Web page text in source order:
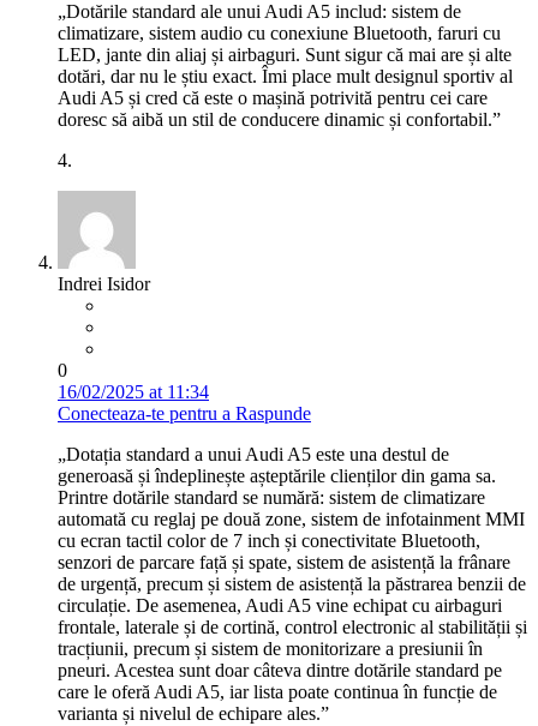
„Dotările standard ale unui Audi A5 includ: sistem de
climatizare, sistem audio cu conexiune Bluetooth, faruri cu
LED, jante din aliaj și airbaguri. Sunt sigur că mai are și alte
dotări, dar nu le știu exact. Îmi place mult designul sportiv al
Audi A5 și cred că este o mașină potrivită pentru cei care
doresc să aibă un stil de conducere dinamic și confortabil.”
4.
Indrei Isidor
0
16/02/2025 at 11:34
Conecteaza-te pentru a Raspunde
„Dotația standard a unui Audi A5 este una destul de
generoasă și îndeplinește așteptările clienților din gama sa.
Printre dotările standard se numără: sistem de climatizare
automată cu reglaj pe două zone, sistem de infotainment MMI
cu ecran tactil color de 7 inch și conectivitate Bluetooth,
senzori de parcare față și spate, sistem de asistență la frânare
de urgență, precum și sistem de asistență la păstrarea benzii de
circulație. De asemenea, Audi A5 vine echipat cu airbaguri
frontale, laterale și de cortină, control electronic al stabilității și
tracțiunii, precum și sistem de monitorizare a presiunii în
pneuri. Acestea sunt doar câteva dintre dotările standard pe
care le oferă Audi A5, iar lista poate continua în funcție de
varianta și nivelul de echipare ales.”